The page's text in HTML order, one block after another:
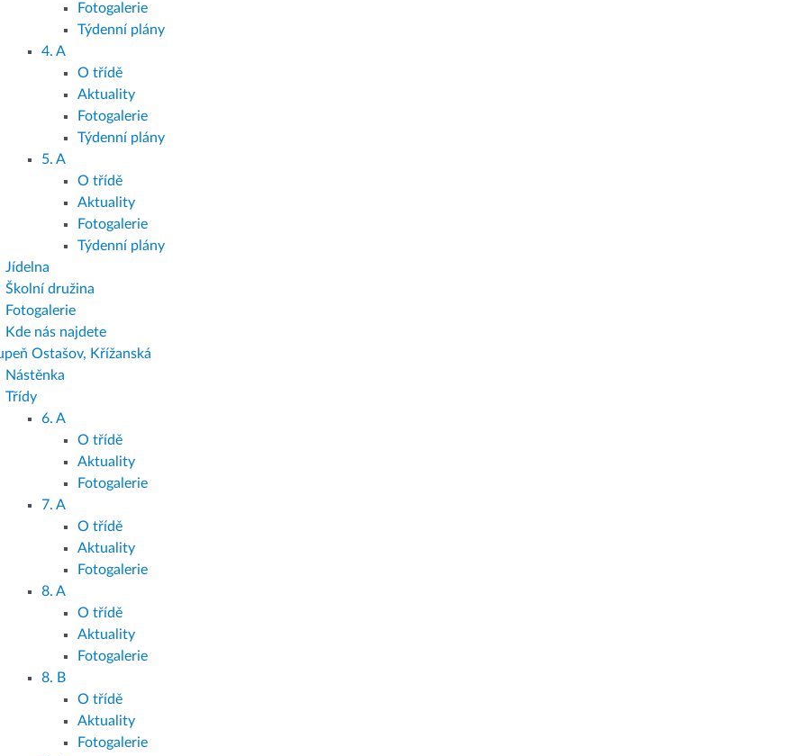
Fotogalerie
Týdenní plány
4. A
O třídě
Aktuality
Fotogalerie
Týdenní plány
5. A
O třídě
Aktuality
Fotogalerie
Týdenní plány
Jídelna
Školní družina
Fotogalerie
Kde nás najdete
Ostašov, Křížanská
Nástěnka
Třídy
6. A
O třídě
Aktuality
Fotogalerie
7. A
O třídě
Aktuality
Fotogalerie
8. A
O třídě
Aktuality
Fotogalerie
8. B
O třídě
Aktuality
Fotogalerie